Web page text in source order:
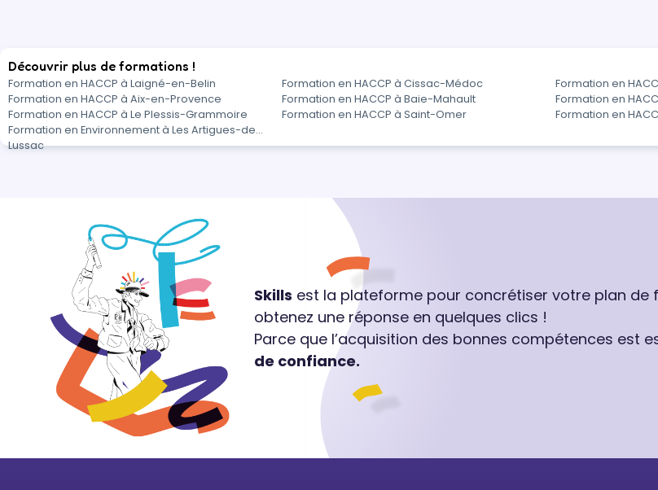
Découvrir plus de formations !
Formation en HACCP à Laigné-en-Belin Formation en HACCP à Cissac-Médoc Formation en
Formation en HACCP à Aix-en-Provence Formation en HACCP à Baie-Mahault Formation en
Formation en HACCP à Le Plessis-Grammoire
Formation en HACCP à Saint-Omer Formation en
Formation en Environnement à Les Artigues-de-
Lussac
Skills est la plateforme pour concrétiser votre plan
obtenez une réponse en quelques clics !
Parce que l’acquisition des bonnes compétences est
de confiance.